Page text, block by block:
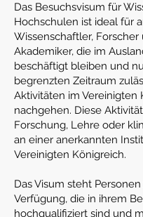
Das Besuchsvisum für
Hochschulen ist ideal für
Wissenschaftler, Forscher
Akademiker, die im
beschäftigt bleiben und
begrenzten Zeitraum
Aktivitäten im Vereinigten
nachgehen. Diese
Forschung, Lehre oder
an einer anerkannten
Vereinigten Königreich.
Das Visum steht Personen
Verfügung, die in ihrem
hochqualifiziert sind und